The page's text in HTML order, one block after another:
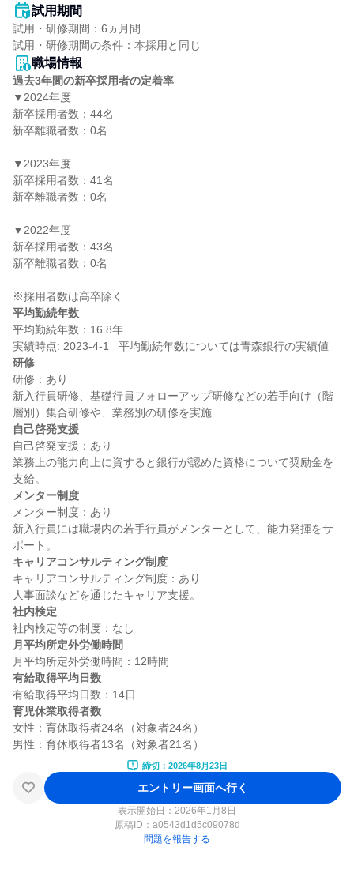
試用期間
試用・研修期間：6ヵ月間
職場情報
過去3年間の新卒採用者の定着率
▼2024年度
新卒採用者数：44名
新卒離職者数：0名
▼2023年度
新卒採用者数：41名
新卒離職者数：0名
▼2022年度
新卒採用者数：43名
新卒離職者数：0名
平均勤続年数
平均勤続年数：16.8年
研修
研修：あり
新入行員研修、基礎行員フォローアップ研修などの若手向け（階
自己啓発支援
自己啓発支援：あり
業務上の能力向上に資すると銀行が認めた資格について奨励金を
メンター制度
メンター制度：あり
新入行員には職場内の若手行員がメンターとして、能力発揮をサ
キャリアコンサルティング制度
キャリアコンサルティング制度：あり
社内検定
月平均所定外労働時間
有給取得平均日数
育児休業取得者数
女性：育休取得者24名（対象者24名）
締切：2026年8月23日
エントリー画面へ行く
表示開始日：2026年1月8日
原稿ID： a0543d1d5c09078d
問題を報告する